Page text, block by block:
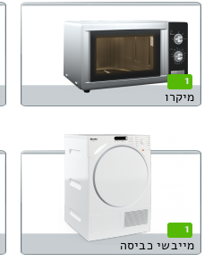
1
מיקרו
1
מייבשי כביסה